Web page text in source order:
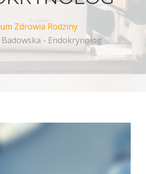
Zdrowia Rodziny
- Endokrynolog